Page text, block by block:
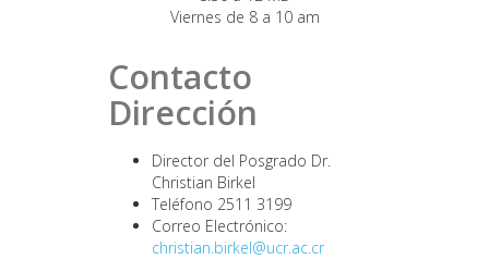
Viernes de 8 a 10 am
Contacto
Dirección
Director del Posgrado Dr.
Christian Birkel
Teléfono 2511 3199
Correo Electrónico:
christian.birkel@ucr.ac.cr